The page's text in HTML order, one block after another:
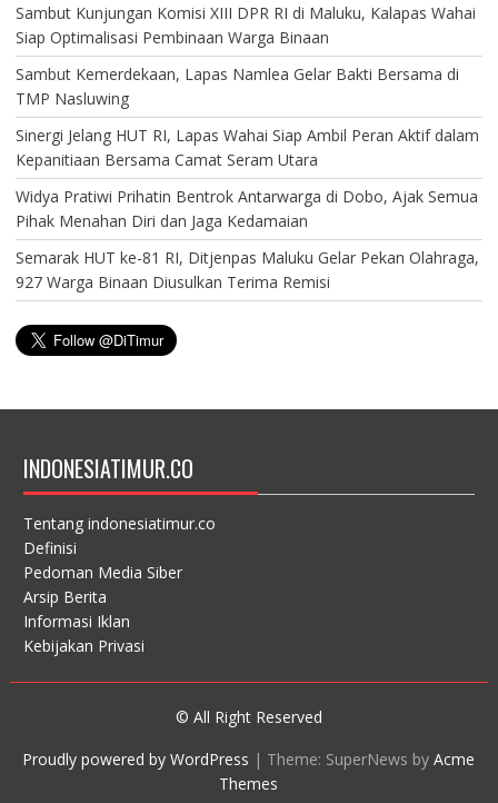
Sambut Kunjungan Komisi XIII DPR RI di Maluku, Kalapas Wahai
Siap Optimalisasi Pembinaan Warga Binaan
Sambut Kemerdekaan, Lapas Namlea Gelar Bakti Bersama di
TMP Nasluwing
Sinergi Jelang HUT RI, Lapas Wahai Siap Ambil Peran Aktif dalam
Kepanitiaan Bersama Camat Seram Utara
Widya Pratiwi Prihatin Bentrok Antarwarga di Dobo, Ajak Semua
Pihak Menahan Diri dan Jaga Kedamaian
Semarak HUT ke-81 RI, Ditjenpas Maluku Gelar Pekan Olahraga,
927 Warga Binaan Diusulkan Terima Remisi
INDONESIATIMUR.CO
Tentang indonesiatimur.co
Definisi
Pedoman Media Siber
Arsip Berita
Informasi Iklan
Kebijakan Privasi
© All Right Reserved
Proudly powered by WordPress | Theme: SuperNews byAcme
Themes